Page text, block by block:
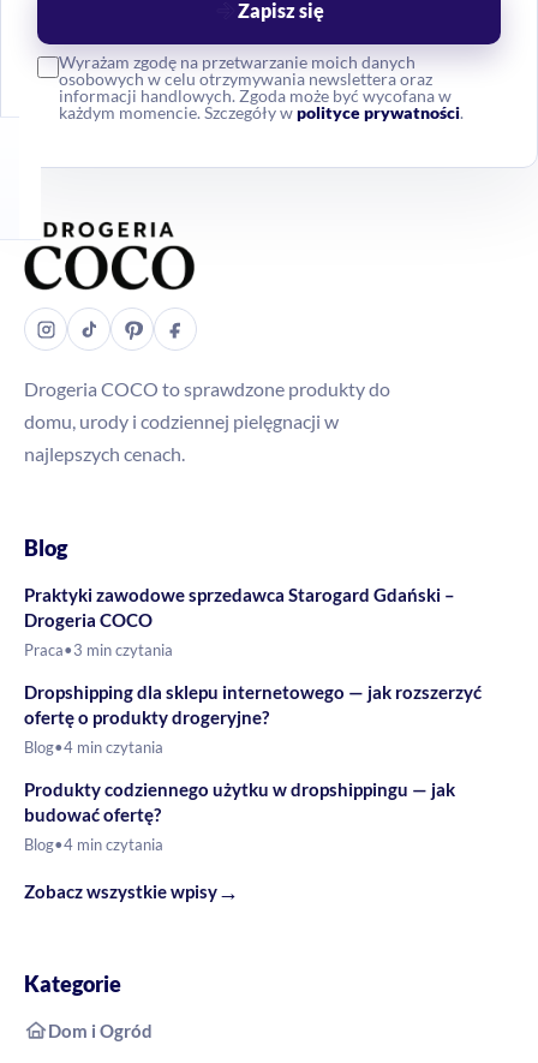
Wyrażam zgodę na przetwarzanie moich danych
osobowych w celu otrzymywania newslettera oraz
informacji handlowych. Zgoda może być wycofana w
każdym momencie. Szczegóły wpolityce prywatności.
Zapisz się
Drogeria COCO to sprawdzone produkty do
domu, urody i codziennej pielęgnacji w
najlepszych cenach.
Blog
Praktyki zawodowe sprzedawca Starogard Gdański –
Drogeria COCO
Praca•3 min czytania
Dropshipping dla sklepu internetowego — jak rozszerzyć
ofertę o produkty drogeryjne?
Blog•4 min czytania
Produkty codziennego użytku w dropshippingu — jak
budować ofertę?
Blog•4 min czytania
Zobacz wszystkie wpisy→
Kategorie
Dom i Ogród